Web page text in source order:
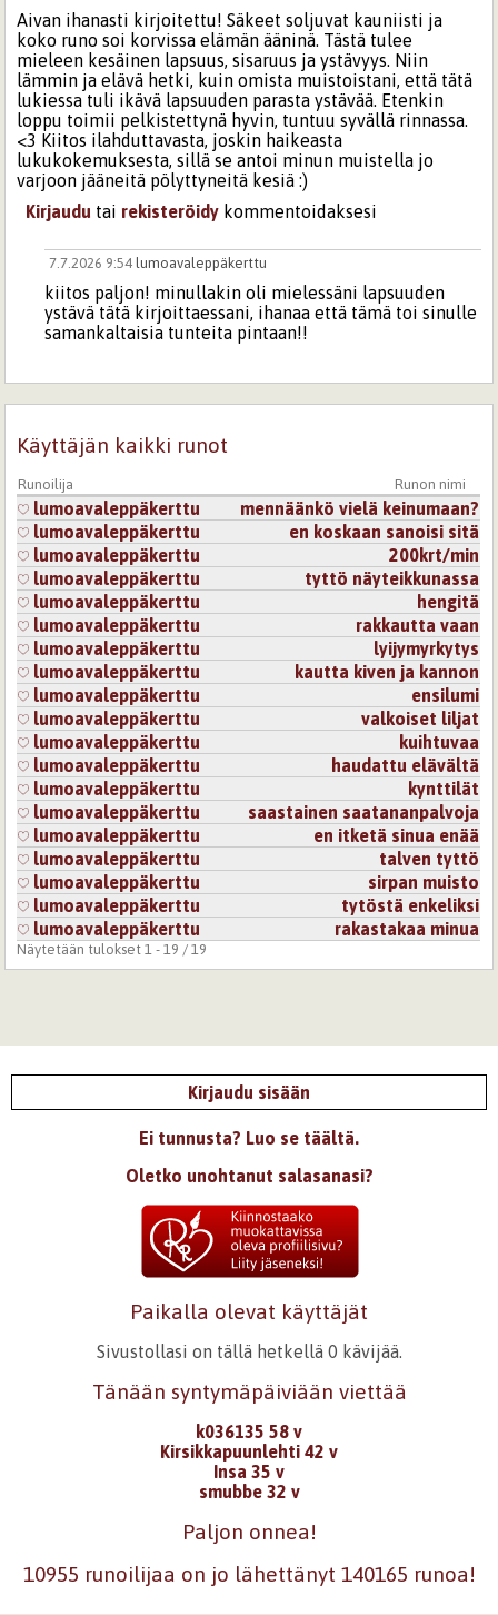
Aivan ihanasti kirjoitettu! Säkeet soljuvat kauniisti ja
koko runo soi korvissa elämän ääninä. Tästä tulee
mieleen kesäinen lapsuus, sisaruus ja ystävyys. Niin
lämmin ja elävä hetki, kuin omista muistoistani, että tätä
lukiessa tuli ikävä lapsuuden parasta ystävää. Etenkin
loppu toimii pelkistettynä hyvin, tuntuu syvällä rinnassa.
<3 Kiitos ilahduttavasta, joskin haikeasta
lukukokemuksesta, sillä se antoi minun muistella jo
varjoon jääneitä pölyttyneitä kesiä :)
Kirjaudu tai rekisteröidy kommentoidaksesi
7.7.2026 9:54lumoavaleppäkerttu
kiitos paljon! minullakin oli mielessäni lapsuuden
ystävä tätä kirjoittaessani, ihanaa että tämä toi sinulle
samankaltaisia tunteita pintaan!!
Viimeinen lause kruunaa tämän ihania muistoja täynnä
Kirjaudutairekisteröidykommentoidaksesi
7.7.2026 9:55lumoavaleppäkerttu
kiitos!! :)
Kirjaudutairekisteröidy
Käyttäjän kaikki runot
Runoilija Runon nimi
lumoavaleppäkerttu
mennäänkö vielä keinumaan?
lumoavaleppäkerttu
en koskaan sanoisi sitä
lumoavaleppäkerttu
200krt/min
lumoavaleppäkerttu
tyttö näyteikkunassa
lumoavaleppäkerttu
hengitä
lumoavaleppäkerttu
rakkautta vaan
lumoavaleppäkerttu
lyijymyrkytys
lumoavaleppäkerttu
kautta kiven ja kannon
lumoavaleppäkerttu
ensilumi
lumoavaleppäkerttu
valkoiset liljat
lumoavaleppäkerttu
kuihtuvaa
lumoavaleppäkerttu
haudattu elävältä
lumoavaleppäkerttu
kynttilät
lumoavaleppäkerttu
saastainen saatananpalvoja
lumoavaleppäkerttu
en itketä sinua enää
lumoavaleppäkerttu
talven tyttö
lumoavaleppäkerttu
sirpan muisto
lumoavaleppäkerttu
tytöstä enkeliksi
lumoavaleppäkerttu
rakastakaa minua
Näytetään tulokset 1 - 19 / 19
Kirjaudu sisään
Ei tunnusta? Luo se täältä.
Oletko unohtanut salasanasi?
Paikalla olevat käyttäjät
Sivustollasi on tällä hetkellä 0 kävijää.
Tänään syntymäpäiviään viettää
k036135 58 v
Kirsikkapuunlehti 42 v
Insa 35 v
smubbe 32 v
Paljon onnea!
10955 runoilijaa on jo lähettänyt 140165 runoa!